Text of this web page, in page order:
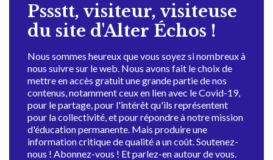
Pssstt, visiteur, visiteuse
du site d'Alter Échos !
Nous sommes heureux que vous soyez si nombreux à
nous suivre sur le web. Nous avons fait le choix de
mettre en accès gratuit une grande partie de nos
contenus, notamment ceux en lien avec le Covid-19,
pour le partage, pour l'intérêt qu'ils représentent
pour la collectivité, et pour répondre à notre mission
d'éducation permanente. Mais produire une
information critique de qualité a un coût. Soutenez-
nous ! Abonnez-vous ! Et parlez-en autour de vous.